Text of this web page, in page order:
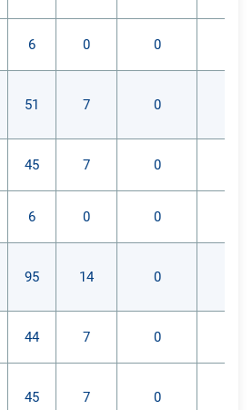
6 0 0
51 7 0
45 7 0
6 0 0
95 14 0
44 7 0
45 7 0